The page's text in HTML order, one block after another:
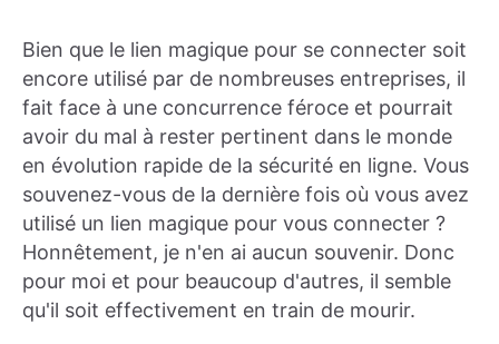
Bien que le lien magique pour se connecter soit
encore utilisé par de nombreuses entreprises, il
fait face à une concurrence féroce et pourrait
avoir du mal à rester pertinent dans le monde
en évolution rapide de la sécurité en ligne. Vous
souvenez-vous de la dernière fois où vous avez
utilisé un lien magique pour vous connecter ?
Honnêtement, je n'en ai aucun souvenir. Donc
pour moi et pour beaucoup d'autres, il semble
qu'il soit effectivement en train de mourir.